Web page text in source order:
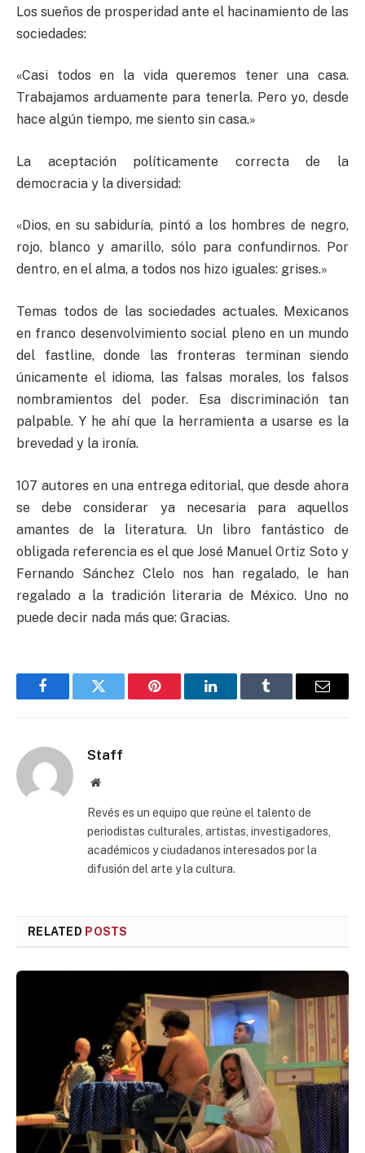
Los sueños de prosperidad ante el hacinamiento de las
sociedades:
«Casi todos en la vida queremos tener una casa.
Trabajamos arduamente para tenerla. Pero yo, desde
hace algún tiempo, me siento sin casa.»
La aceptación políticamente correcta de la
democracia y la diversidad:
«Dios, en su sabiduría, pintó a los hombres de negro,
rojo, blanco y amarillo, sólo para confundirnos. Por
dentro, en el alma, a todos nos hizo iguales: grises.»
Temas todos de las sociedades actuales. Mexicanos
en franco desenvolvimiento social pleno en un mundo
del fastline, donde las fronteras terminan siendo
únicamente el idioma, las falsas morales, los falsos
nombramientos del poder. Esa discriminación tan
palpable. Y he ahí que la herramienta a usarse es la
brevedad y la ironía.
107 autores en una entrega editorial, que desde ahora
se debe considerar ya necesaria para aquellos
amantes de la literatura. Un libro fantástico de
obligada referencia es el que José Manuel Ortiz Soto y
Fernando Sánchez Clelo nos han regalado, le han
regalado a la tradición literaria de México. Uno no
puede decir nada más que: Gracias.
FacebookTwitter Pinterest LinkedInTumblr Email
Staff
Website
Revés es un equipo que reúne el talento de
periodistas culturales, artistas, investigadores,
académicos y ciudadanos interesados por la
difusión del arte y la cultura.
RELATED POSTS